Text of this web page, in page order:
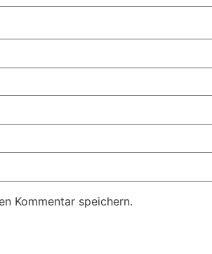
Kommentar speichern.